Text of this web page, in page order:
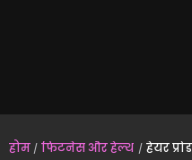
होम फिटनेस और हेल्थ हेयर प्रोडक्ट्स का